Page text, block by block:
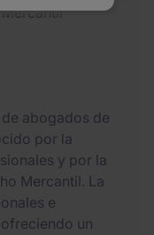
abogados de
por la
y por la
Mercantil. La
e
un